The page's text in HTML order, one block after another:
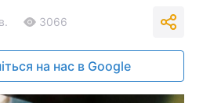
3066
на нас в Google